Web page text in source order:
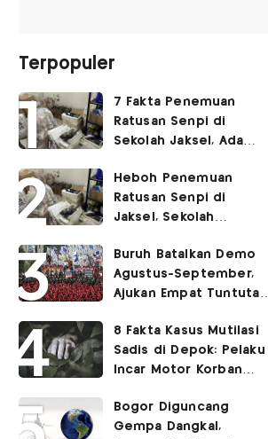
Terpopuler
7 Fakta Penemuan
Ratusan Senpi di
Sekolah Jaksel, Ada
Ruang Bunker
Heboh Penemuan
Ratusan Senpi di
Jaksel, Sekolah
Kegiatan Eskul
Menembak
Buruh Batalkan Demo
Agustus-September,
Ajukan Empat Tuntutan
8 Fakta Kasus Mutilasi
Sadis di Depok: Pelaku
Incar Motor Korban
Bogor Diguncang
Gempa Dangkal,